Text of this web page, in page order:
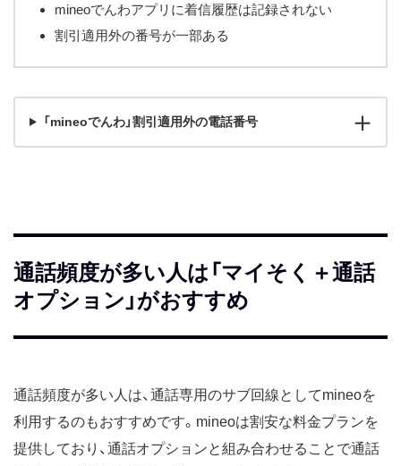
mineoでんわアプリに着信履歴は記録されない
割引適用外の番号が一部ある
「mineoでんわ」割引適用外の電話番号
通話頻度が多い人は「マイそく＋通話
オプション」がおすすめ
通話頻度が多い人は、通話専用のサブ回線としてmineoを
利用するのもおすすめです。mineoは割安な料金プランを
提供しており、通話オプションと組み合わせることで通話